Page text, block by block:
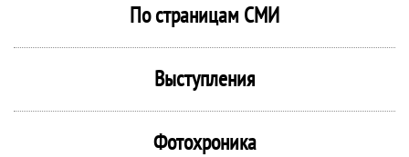
По страницам СМИ
Выступления
Фотохроника